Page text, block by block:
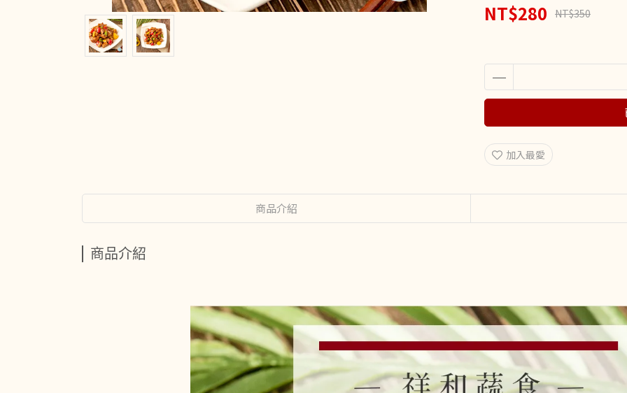
NT$280 NT$350
加入最愛
商品介紹
商品介紹